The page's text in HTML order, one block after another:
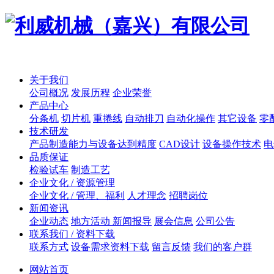
关于我们
公司概况 发展历程 企业荣誉
产品中心
分条机 切片机 重捲线 自动排刀 自动化操作 其它设备 零
技术研发
产品制造能力与设备达到精度 CAD设计 设备操作技术
品质保证
检验试车 制造工艺
企业文化 / 资源管理
企业文化 / 管理、福利
人才理念 招聘岗位
新闻资讯
企业动态 地方活动 新闻报导 展会信息 公司公告
联系我们 / 资料下载
联系方式 设备需求资料下载 留言反馈 我们的客户群
网站首页